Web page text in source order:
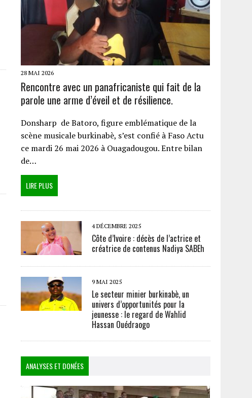
28 MAI 2026
Rencontre avec un panafricaniste qui fait de la
parole une arme d’éveil et de résilience.
Donsharp de Batoro, figure emblématique de la
scène musicale burkinabè, s’est confié à Faso Actu
ce mardi 26 mai 2026 à Ouagadougou. Entre bilan
de…
LIRE PLUS
4 DÉCEMBRE 2025
Côte d’Ivoire : décès de l’actrice et
créatrice de contenus Nadiya SABEh
9 MAI 2025
Le secteur minier burkinabè, un
univers d’opportunités pour la
jeunesse : le regard de Wahlid
Hassan Ouédraogo
ANALYSES ET DONÉES